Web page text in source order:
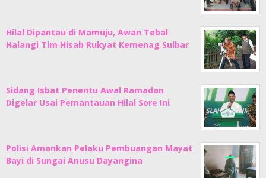
Hilal Dipantau di Mamuju, Awan Tebal
Halangi Tim Hisab Rukyat Kemenag Sulbar
Sidang Isbat Penentu Awal Ramadan
Digelar Usai Pemantauan Hilal Sore Ini
Polisi Amankan Pelaku Pembuangan Mayat
Bayi di Sungai Anusu Dayangina